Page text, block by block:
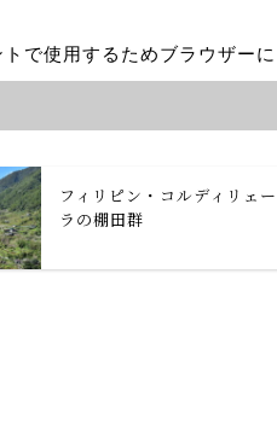
トで使用するためブラウザー
フィリピン・コルディリェー
ラの棚田群